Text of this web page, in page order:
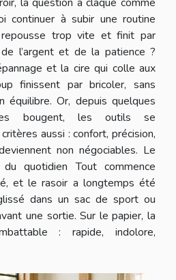
continuer à subir une routine
repousse trop vite et finit par
l’argent et de la patience ?
et la cire qui colle aux
finissent par bricoler, sans
équilibre. Or, depuis quelques
bougent, les outils se
aussi : confort, précision,
non négociables. Le
quotidien Tout commence
et le rasoir a longtemps été
dans un sac de sport ou
une sortie. Sur le papier, la
: rapide, indolore,